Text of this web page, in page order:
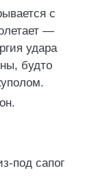
с
—
удара
будто
под сапог